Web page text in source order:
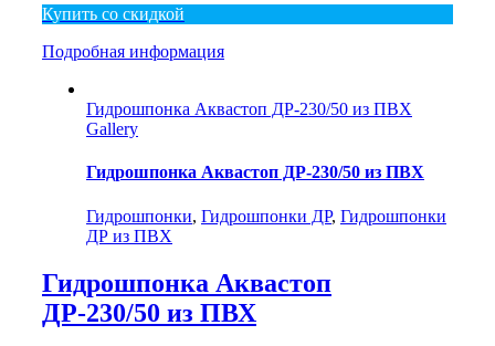
Купить со скидкой
Подробная информация
Гидрошпонка Аквастоп ДР-230/50 из ПВХ
Gallery
Гидрошпонка Аквастоп ДР-230/50 из ПВХ
Гидрошпонки, Гидрошпонки ДР, Гидрошпонки
ДР из ПВХ
Гидрошпонка Аквастоп
ДР-230/50 из ПВХ